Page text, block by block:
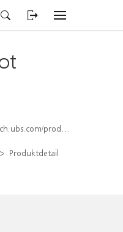
detail/index/isin/CH1570529573
Produktdetail